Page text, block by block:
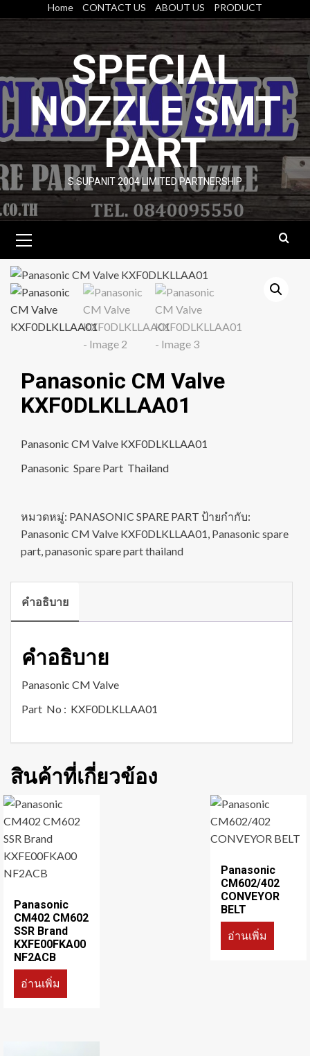
content
Home CONTACT US ABOUT US PRODUCT
SPECIAL
NOZZLE SMT
PART
S.SUPANIT 2004 LIMITED PARTNERSHIP
Menu
Panasonic CM Valve
KXF0DLKLLAA01
Panasonic CM Valve KXF0DLKLLAA01
Panasonic Spare Part Thailand
หมวดหมู่: PANASONIC SPARE PART ป้ายกำกับ:
Panasonic CM Valve KXF0DLKLLAA01, Panasonic spare
part,panasonic spare part thailand
คำอธิบาย
คำอธิบาย
Panasonic CM Valve
Part No : KXF0DLKLLAA01
สินค้าที่เกี่ยวข้อง
Panasonic
CM402 CM602
SSR Brand
KXFE00FKA00
NF2ACB
อ่านเพิ่ม
Panasonic
CM602/402
CONVEYOR
BELT
อ่านเพิ่ม